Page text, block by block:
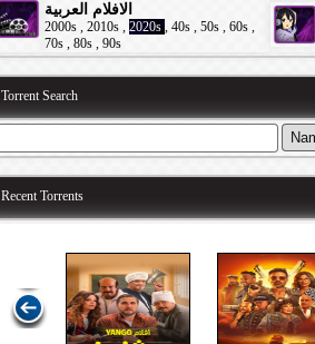
الافلام العربية
2000s , 2010s , 2020s , 40s , 50s , 60s ,
70s , 80s , 90s
Torrent Search
Recent Torrents